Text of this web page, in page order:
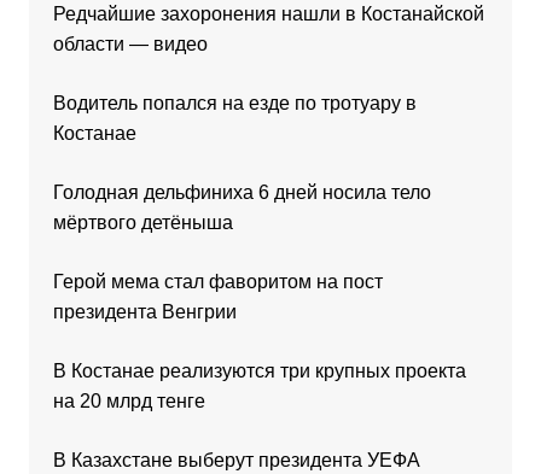
Редчайшие захоронения нашли в Костанайской
области — видео
Водитель попался на езде по тротуару в
Костанае
Голодная дельфиниха 6 дней носила тело
мёртвого детёныша
Герой мема стал фаворитом на пост
президента Венгрии
В Костанае реализуются три крупных проекта
на 20 млрд тенге
В Казахстане выберут президента УЕФА